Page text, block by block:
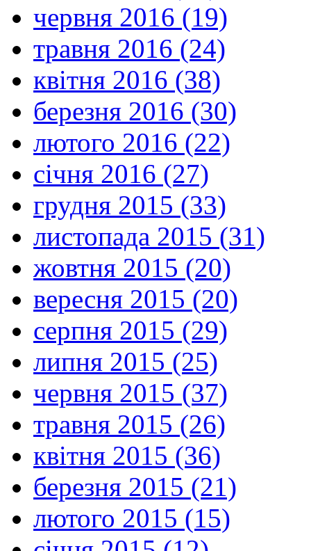
червня 2016 (19)
травня 2016 (24)
квітня 2016 (38)
березня 2016 (30)
лютого 2016 (22)
січня 2016 (27)
грудня 2015 (33)
листопада 2015 (31)
жовтня 2015 (20)
вересня 2015 (20)
серпня 2015 (29)
липня 2015 (25)
червня 2015 (37)
травня 2015 (26)
квітня 2015 (36)
березня 2015 (21)
лютого 2015 (15)